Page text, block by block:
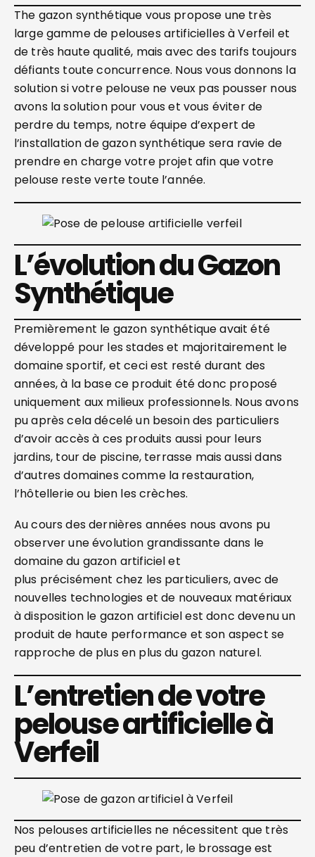
The gazon synthétique vous propose une très
large gamme de pelouses artificielles à Verfeil et
de très haute qualité, mais avec des tarifs toujours
défiants toute concurrence. Nous vous donnons la
solution si votre pelouse ne veux pas pousser nous
avons la solution pour vous et vous éviter de
perdre du temps, notre équipe d’expert de
l’installation de gazon synthétique sera ravie de
prendre en charge votre projet afin que votre
pelouse reste verte toute l’année.
L’évolution du Gazon
Synthétique
Premièrement le gazon synthétique avait été
développé pour les stades et majoritairement le
domaine sportif, et ceci est resté durant des
années, à la base ce produit été donc proposé
uniquement aux milieux professionnels. Nous avons
pu après cela décelé un besoin des particuliers
d’avoir accès à ces produits aussi pour leurs
jardins, tour de piscine, terrasse mais aussi dans
d’autres domaines comme la restauration,
l’hôtellerie ou bien les crèches.
Au cours des dernières années nous avons pu
observer une évolution grandissante dans le
domaine du gazon artificiel et
plus précisément chez les particuliers, avec de
nouvelles technologies et de nouveaux matériaux
à disposition le gazon artificiel est donc devenu un
produit de haute performance et son aspect se
rapproche de plus en plus du gazon naturel.
L’entretien de votre
pelouse artificielle à
Verfeil
Nos pelouses artificielles ne nécessitent que très
peu d’entretien de votre part, le brossage est